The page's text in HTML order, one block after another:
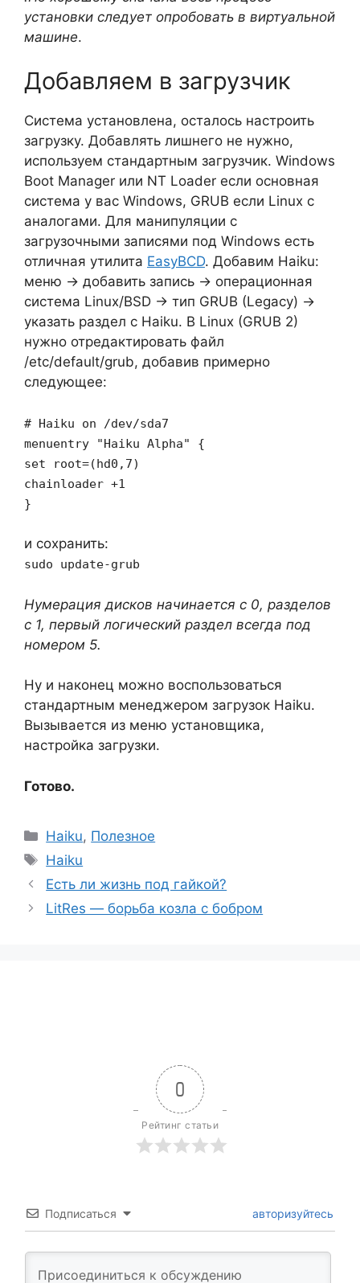
установки следует опробовать в виртуальной
машине.
Добавляем в загрузчик
Система установлена, осталось настроить
загрузку. Добавлять лишнего не нужно,
используем стандартным загрузчик. Windows
Boot Manager или NT Loader если основная
система у вас Windows, GRUB если Linux с
аналогами. Для манипуляции с
загрузочными записями под Windows есть
отличная утилита EasyBCD. Добавим Haiku:
меню -> добавить запись -> операционная
система Linux/BSD -> тип GRUB (Legacy) ->
указать раздел с Haiku. В Linux (GRUB 2)
нужно отредактировать файл
/etc/default/grub, добавив примерно
следующее:
# Haiku on /dev/sda7
menuentry "Haiku Alpha" {
set root=(hd0,7)
chainloader +1
}
и сохранить:
sudo update-grub
Нумерация дисков начинается с 0, разделов
с 1, первый логический раздел всегда под
номером 5.
Ну и наконец можно воспользоваться
стандартным менеджером загрузок Haiku.
Вызывается из меню установщика,
настройка загрузки.
Готово.
Рубрики
Haiku, Полезное
Метки
Haiku
Есть ли жизнь под гайкой?
LitRes — борьба козла с бобром
0
Рейтинг статьи
Подписаться авторизуйтесь